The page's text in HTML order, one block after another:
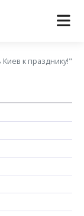
Киев к празднику!"